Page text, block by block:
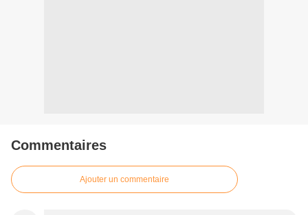
Commentaires
Ajouter un commentaire